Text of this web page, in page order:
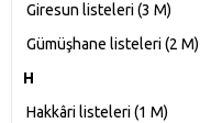
Giresun listeleri‎ (3 M)
Gümüşhane listeleri‎ (2 M)
H
Hakkâri listeleri‎ (1 M)